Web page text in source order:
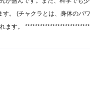
。 (チャクラとは、身体のパ
れます。